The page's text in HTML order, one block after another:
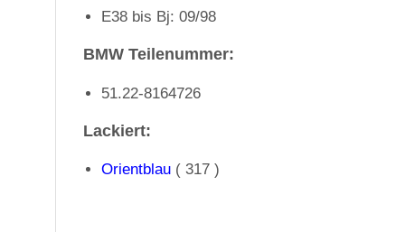
E38 bis Bj: 09/98
BMW Teilenummer:
51.22-8164726
Lackiert:
Orientblau ( 317 )